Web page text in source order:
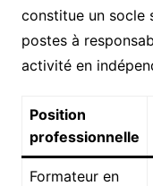
constitue un socle
postes à
activité en
Position
professionnelle
Formateur en